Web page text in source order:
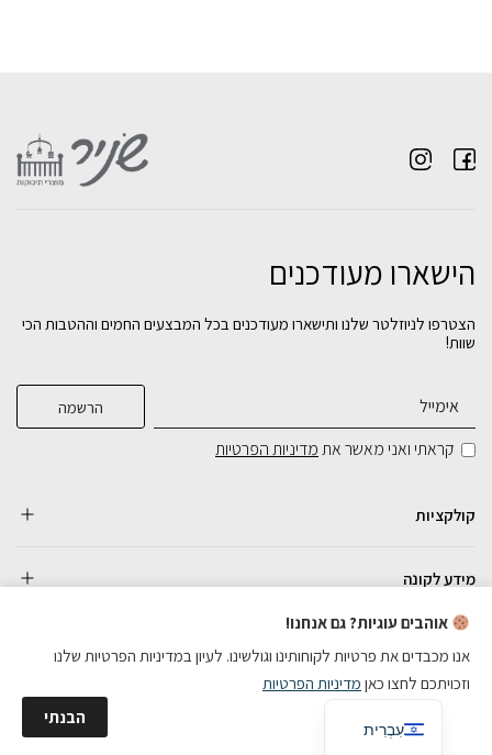
הישארו מעודכנים
הצטרפו לניוזלטר שלנו ותישארו מעודכנים בכל המבצעים החמים וההטבות הכי
שוות!
קראתי ואני מאשר אתמדיניות הפרטיות
קולקציות
מידע לקונה
כל הזכויות שמורות
אוהבים עוגיות? גם אנחנו!
אנו מכבדים את פרטיות לקוחותינו וגולשינו. לעיון במדיניות הפרטיות שלנו
וזכויתכם לחצו כאן מדיניות הפרטיות
הבנתי
עִבְרִית
English